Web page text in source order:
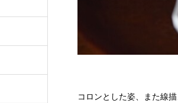
コロンとした姿、また線